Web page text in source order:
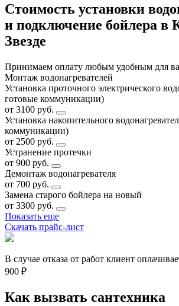
Стоимость установки
и подключение бойлера в
Звезде
Принимаем оплату любым удобным для
Монтаж водонагревателей
Установка проточного электрического
готовые коммуникации)
от 3100 руб.
Установка накопительного
коммуникации)
от 2500 руб.
Устранение протечки
от 900 руб.
Демонтаж водонагревателя
от 700 руб.
Замена старого бойлера на новый
от 3300 руб.
Показать еще
Скачать прайс-лист
В случае отказа от работ клиент
900 ₽
Как вызвать сантехника